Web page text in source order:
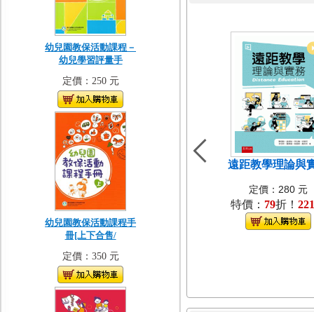
幼兒園教保活動課程－
幼兒學習評量手
定價：250 元
幼兒園教保活動課程手
冊[上下合售/
定價：350 元
遠距教學理論與
定價：280 元
特價： 79折！ 221